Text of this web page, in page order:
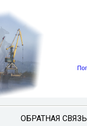
ОБРАТНАЯ СВЯЗЬ